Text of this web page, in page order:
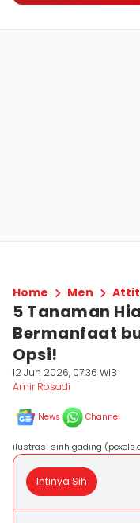
Home Men
5 Tanaman
Bermanfaat
Opsi!
12 Jun 2026, 07:36 WIB
Amir Rosadi
News Channel
ilustrasi sirih gading
Intinya Sih